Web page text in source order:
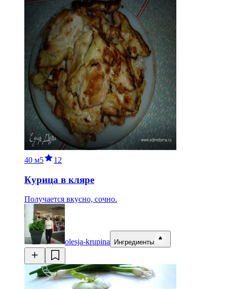
40 м5 12
Курица в кляре
Получается вкусно, сочно.
olesja-krupina Ингредиенты